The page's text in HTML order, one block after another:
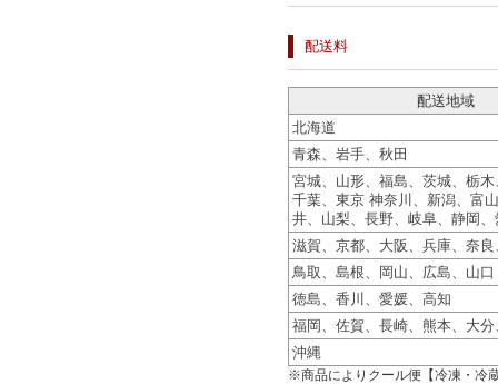
配送料
配送地域
北海道
青森、岩手、秋田
宮城、山形、福島、茨城、栃
千葉、東京 神奈川、新潟、富
井、山梨、長野、岐阜、静岡
滋賀、京都、大阪、兵庫、奈
鳥取、島根、岡山、広島、山口
徳島、香川、愛媛、高知
福岡、佐賀、長崎、熊本、大
沖縄
※商品によりクール便【冷凍・冷